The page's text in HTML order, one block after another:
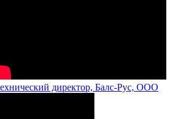
директор, Балс-Рус, ООО